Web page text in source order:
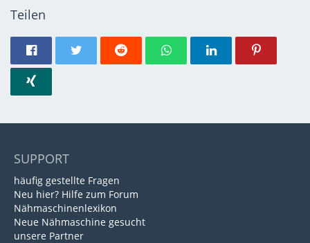
Teilen
SUPPORT
häufig gestellte Fragen
Neu hier? Hilfe zum Forum
Nähmaschinenlexikon
Neue Nähmaschine gesucht
unsere Partner